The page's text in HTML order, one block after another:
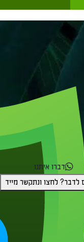
דברו איתנו
לדבר? לחצו ונתקשר מייד